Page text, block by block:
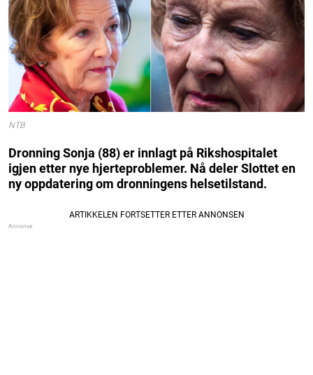
NTB
Dronning Sonja (88) er innlagt på Rikshospitalet
igjen etter nye hjerteproblemer. Nå deler Slottet en
ny oppdatering om dronningens helsetilstand.